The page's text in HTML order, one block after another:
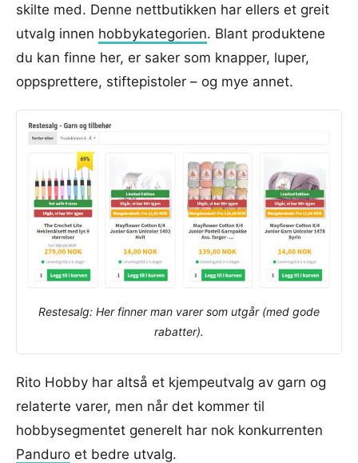
skilte med. Denne nettbutikken har ellers et greit
utvalg innen hobbykategorien. Blant produktene
du kan finne her, er saker som knapper, luper,
oppsprettere, stiftepistoler – og mye annet.
Restesalg: Her finner man varer som utgår (med gode
rabatter).
Rito Hobby har altså et kjempeutvalg av garn og
relaterte varer, men når det kommer til
hobbysegmentet generelt har nok konkurrenten
Panduro et bedre utvalg.